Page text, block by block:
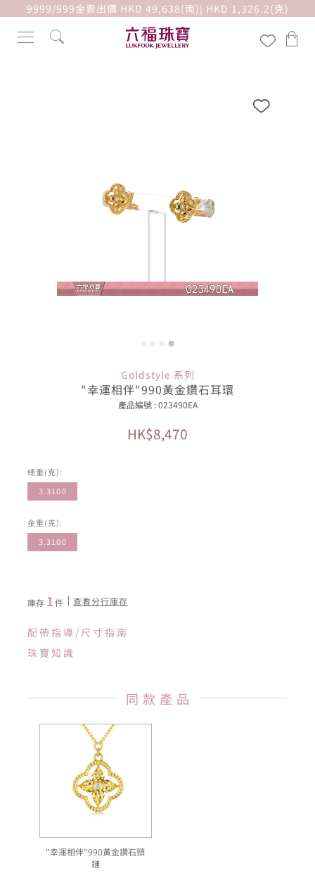
9999/999金賣出價 HKD 49,638(両)| HKD 1,326.2(克)
Goldstyle 系列
"幸運相伴"990黃金鑽石耳環
產品編號 : 023490EA
HK$8,470
總重(克):
3.3100
金重(克):
3.3100
庫存 1件 查看分行庫存
配帶指導/尺寸指南
珠寶知識
同款產品
"幸運相伴"990黃金鑽石頸
鏈